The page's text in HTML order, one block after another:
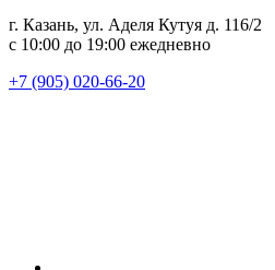
г. Казань, ул. Аделя Кутуя д. 116/2
с 10:00 до 19:00 ежедневно
+7 (905) 020-66-20